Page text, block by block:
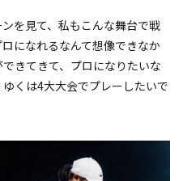
を見て、私もこんな舞台で戦
になれるなんて想像できなか
きてきて、プロになりたいな
くは4大大会でプレーしたいで